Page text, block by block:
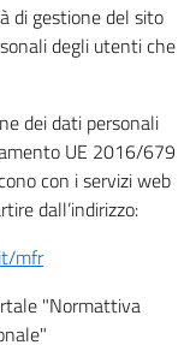
di gestione del sito
degli utenti che
dei dati personali
UE 2016/679
con i servizi web
dall’indirizzo:
mfr
"Normattiva